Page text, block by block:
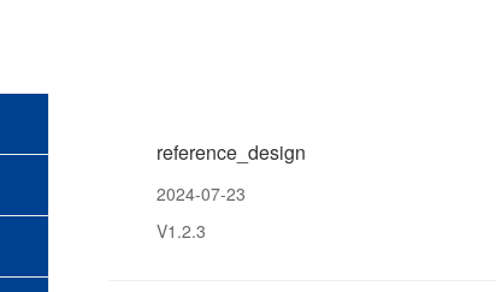
reference_design
2024-07-23
V1.2.3